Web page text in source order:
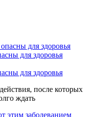
для здоровья
для здоровья
после которых
ждать